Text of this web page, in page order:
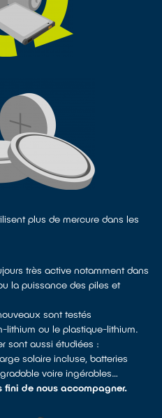
plus de mercure dans les
très active notamment dans
la puissance des piles et
sont testés
lithium ou le plastique-lithium.
sont aussi étudiées :
solaire incluse, batteries
voire ingérables…
fini de nous accompagner.